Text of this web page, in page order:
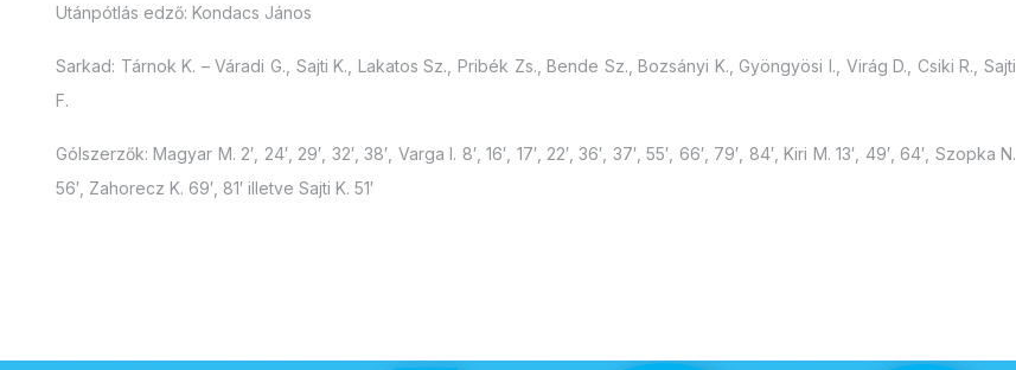
Utánpótlás edző: Kondacs János
Sarkad: Tárnok K. – Váradi G., Sajti K., Lakatos Sz., Pribék Zs., Bende Sz., Bozsányi K., Gyöngyösi I., Virág D., Csiki R., Sajti
F.
Gólszerzők: Magyar M. 2′, 24′, 29′, 32′, 38′, Varga I. 8′, 16′, 17′, 22′, 36′, 37′, 55′, 66′, 79′, 84′, Kiri M. 13′, 49′, 64′, Szopka N.
56′, Zahorecz K. 69′, 81′ illetve Sajti K. 51′